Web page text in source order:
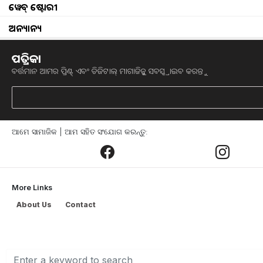
ୱେବ୍ ଷ୍ଟୋରୀ
ଅନ୍ୟାନ୍ୟ
ପତ୍ରିକା
ବର୍ତ୍ତମାନ ଆମର ପ୍ରିଣ୍ଟ୍ ଏବଂ ଡିଜିଟାଲ୍ ମାଗାଜିନ୍କୁ ସବସ୍କ୍ରାଇବ କରନ୍ତୁ
ଆମେ ସାମାଜିକ | ଆମ ସହିତ ସଂଯୋଗ କରନ୍ତୁ:
More Links
About Us
Contact
ଭାରତ ହେଉଛି ଏକ ଚାଷ ବହୁଳ ଦେଶ l
କୌଣସି ଚାଷ କାମ ହେଉ ନା କାହିଁକି ଚାଷୀ
ଅମଳ ଠାରୁ ଆରମ୍ଭ କରି ଉତ୍ପାଦିତ ଅମଳ କୁ
ତେବେ ଅଧିକ ରୋଜଗାର କରୁଥିବା ଚାଷୀଙ୍କ
ଆଣି ଟ୍ରାକ୍ଟର ବ୍ୟବହାର କରୁଛନ୍ତି ସେମାନଙ୍କୁ
ଠାରୁ ଅଧିକ ଭଡ଼ା ଟଙ୍କା ଦେବାକୁ ପଡେ l